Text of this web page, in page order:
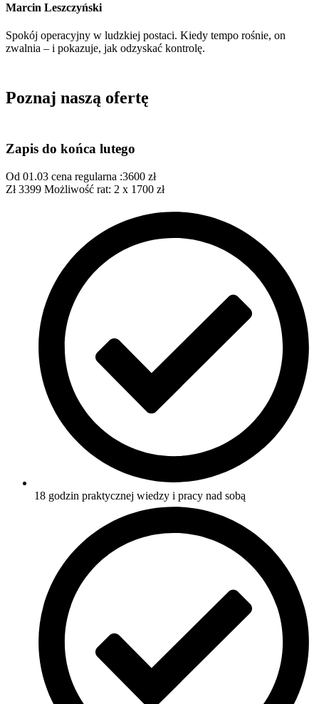
Marcin Leszczyński
Spokój operacyjny w ludzkiej postaci. Kiedy tempo rośnie, on
zwalnia – i pokazuje, jak odzyskać kontrolę.
Poznaj naszą ofertę
Zapis do końca lutego
Od 01.03 cena regularna :3600 zł
Zł 3399 Możliwość rat: 2 x 1700 zł
18 godzin praktycznej wiedzy i pracy nad sobą